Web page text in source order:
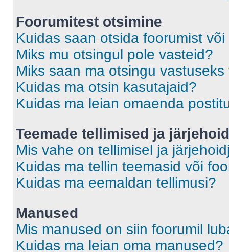
Foorumitest otsimine
Kuidas saan otsida foorumist
Miks mu otsingul pole vasteid?
Miks saan ma otsingu
Kuidas ma otsin kasutajaid?
Kuidas ma leian omaenda
Teemade tellimised ja
Mis vahe on tellimisel ja
Kuidas ma tellin teemasid või
Kuidas ma eemaldan tellimusi?
Manused
Mis manused on siin foorumil
Kuidas ma leian oma manused?